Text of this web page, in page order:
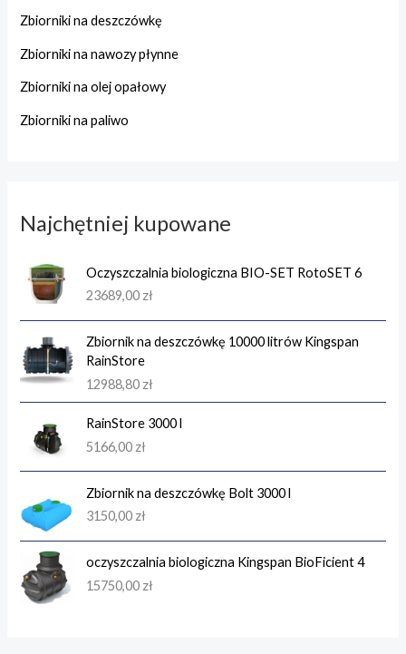
Zbiorniki na deszczówkę
Zbiorniki na nawozy płynne
Zbiorniki na olej opałowy
Zbiorniki na paliwo
Najchętniej kupowane
Oczyszczalnia biologiczna BIO-SET RotoSET 6
23689,00 zł
Zbiornik na deszczówkę 10000 litrów Kingspan
RainStore
12988,80 zł
RainStore 3000 l
5166,00 zł
Zbiornik na deszczówkę Bolt 3000 l
3150,00zł
oczyszczalnia biologiczna Kingspan BioFicient 4
15750,00 zł